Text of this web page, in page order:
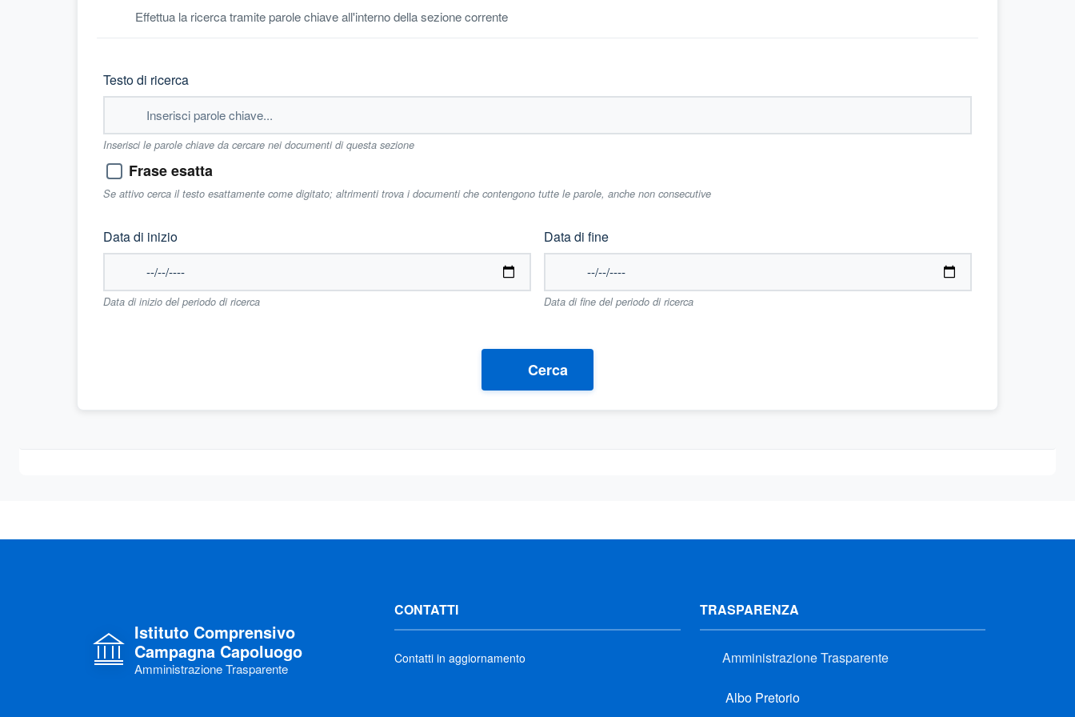
Effettua la ricerca tramite parole chiave all'interno della sezione corrente
Testo di ricerca
Inserisci le parole chiave da cercare nei documenti di questa sezione
Frase esatta
Se attivo cerca il testo esattamente come digitato; altrimenti trova i documenti che contengono tutte le parole, anche non consecutive
Data di inizio
Data di inizio del periodo di ricerca
Data di fine
Data di fine del periodo di ricerca
Cerca
Istituto Comprensivo
Campagna Capoluogo
Amministrazione Trasparente
CONTATTI
Contatti in aggiornamento
TRASPARENZA
Amministrazione Trasparente
Albo Pretorio